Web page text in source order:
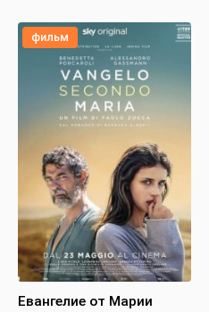
фильм
Евангелие от Марии